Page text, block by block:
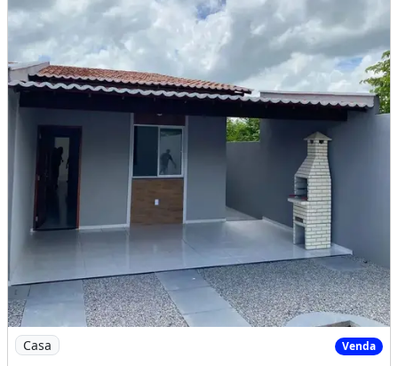
Imagem: Lindas Casas na Pavuna, 02 Quartos
Casa Venda